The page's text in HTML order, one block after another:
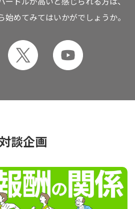
始めてみてはいかがでしょうか。
談企画